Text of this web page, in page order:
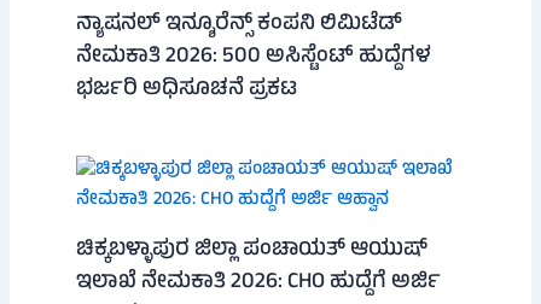
ನ್ಯಾಷನಲ್ ಇನ್ಶೂರೆನ್ಸ್ ಕಂಪನಿ ಲಿಮಿಟೆಡ್
ನೇಮಕಾತಿ 2026: 500 ಅಸಿಸ್ಟೆಂಟ್ ಹುದ್ದೆಗಳ
ಭರ್ಜರಿ ಅಧಿಸೂಚನೆ ಪ್ರಕಟ
ಚಿಕ್ಕಬಳ್ಳಾಪುರ ಜಿಲ್ಲಾ ಪಂಚಾಯತ್ ಆಯುಷ್
ಇಲಾಖೆ ನೇಮಕಾತಿ 2026: CHO ಹುದ್ದೆಗೆ ಅರ್ಜಿ